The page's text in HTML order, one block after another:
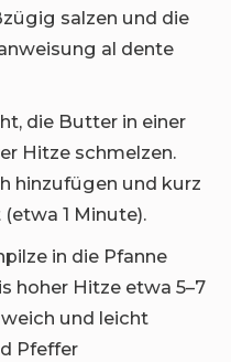
salzen und die
al dente
die Butter in einer
Hitze schmelzen.
hinzufügen und kurz
1 Minute).
in die Pfanne
hoher Hitze etwa 5–7
und leicht
Pfeffer